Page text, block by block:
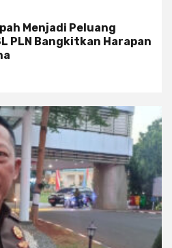
Menjadi Peluang
PLN Bangkitkan Harapan